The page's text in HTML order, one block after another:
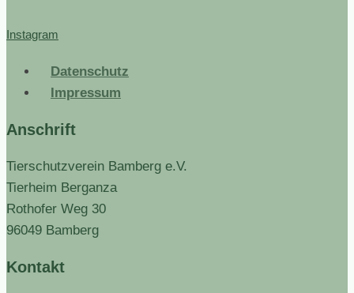
Instagram
Datenschutz
Impressum
Anschrift
Tierschutzverein Bamberg e.V.
Tierheim Berganza
Rothofer Weg 30
96049 Bamberg
Kontakt